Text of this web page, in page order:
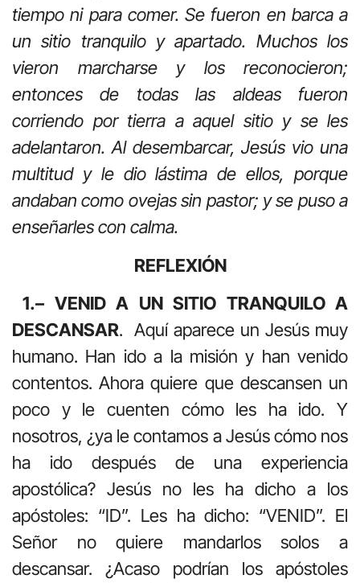
tiempo ni para comer. Se fueron en barca a
un sitio tranquilo y apartado. Muchos los
vieron marcharse y los reconocieron;
entonces de todas las aldeas fueron
corriendo por tierra a aquel sitio y se les
adelantaron. Al desembarcar, Jesús vio una
multitud y le dio lástima de ellos, porque
andaban como ovejas sin pastor; y se puso a
enseñarles con calma.
REFLEXIÓN
1.– VENID A UN SITIO TRANQUILO A
DESCANSAR. Aquí aparece un Jesús muy
humano. Han ido a la misión y han venido
contentos. Ahora quiere que descansen un
poco y le cuenten cómo les ha ido. Y
nosotros, ¿ya le contamos a Jesús cómo nos
ha ido después de una experiencia
apostólica? Jesús no les ha dicho a los
apóstoles: “ID”. Les ha dicho: “VENID”. El
Señor no quiere mandarlos solos a
descansar. ¿Acaso podrían los apóstoles